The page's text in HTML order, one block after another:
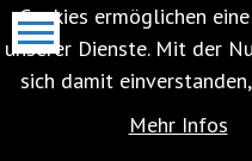
Cookies ermöglichen
unserer Dienste. Mit der
sich damit
Mehr Infos